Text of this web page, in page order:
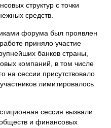
структур с точки
средств.
форума был проявлен
приняло участие
банков страны,
компаний, в том числе
на сессии присутствовало
лимитировалось
сессия вызвали
и финансовых